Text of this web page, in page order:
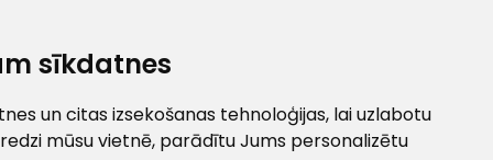
sīkdatnes
un citas izsekošanas tehnoloģijas, lai uzlabotu
mūsu vietnē, parādītu Jums personalizētu
Galerija
privātuma politikai